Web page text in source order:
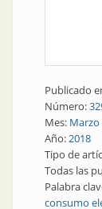
Publicado
Número:
Mes: Marzo
Año:2018
Tipo de
Todas las
Palabra
consumo